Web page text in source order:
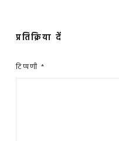
प्रतिक्रिया दें
टिप्पणी *